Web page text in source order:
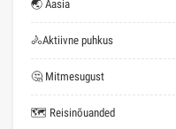
🌏 Aasia
🚴Aktiivne puhkus
🤔 Mitmesugust
🗺 Reisinõuanded